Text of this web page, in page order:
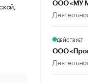
ООО «МУ
ДЕЙСТВУЕТ
ООО